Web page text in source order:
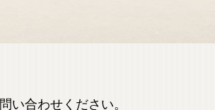
い合わせください。